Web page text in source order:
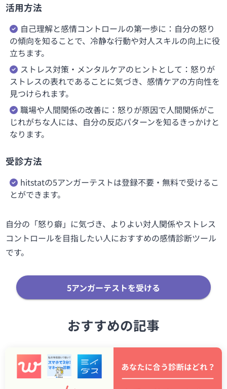
活用方法
自己理解と感情コントロールの第一歩に：自分の怒り
の傾向を知ることで、冷静な行動や対人スキルの向上に役
立ちます。
ストレス対策・メンタルケアのヒントとして：怒りが
ストレスの表れであることに気づき、感情ケアの方向性を
見つけられます。
職場や人間関係の改善に：怒りが原因で人間関係がこ
じれがちな人には、自分の反応パターンを知るきっかけと
なります。
受診方法
hitstatの5アンガーテストは登録不要・無料で受けるこ
とができます。
自分の「怒り癖」に気づき、よりよい対人関係やストレス
コントロールを目指したい人におすすめの感情診断ツール
です。
5アンガーテストを受ける
おすすめの記事